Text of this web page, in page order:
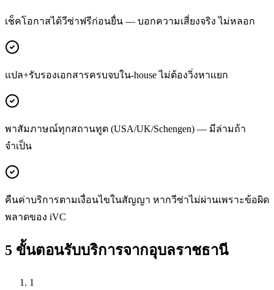
เช็คโอกาสได้วีซ่าฟรีก่อนยื่น — บอกความเสี่ยงจริง ไม่หลอก
แปล+รับรองเอกสารครบจบใน-house ไม่ต้องวิ่งหาแยก
พาสัมภาษณ์ทุกสถานทูต (USA/UK/Schengen) — มีล่ามถ้า
จำเป็น
คืนค่าบริการตามเงื่อนไขในสัญญา หากวีซ่าไม่ผ่านเพราะข้อผิด
พลาดของ iVC
5 ขั้นตอนรับบริการจากอุบลราชธานี
1